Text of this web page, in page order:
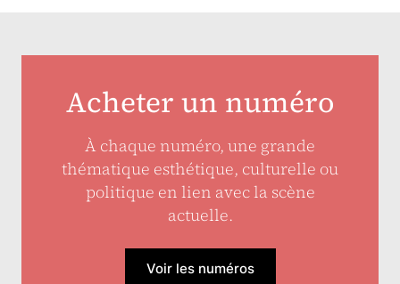
Acheter un numéro
À chaque numéro, une grande
thématique esthétique, culturelle ou
politique en lien avec la scène
actuelle.
Voir les numéros